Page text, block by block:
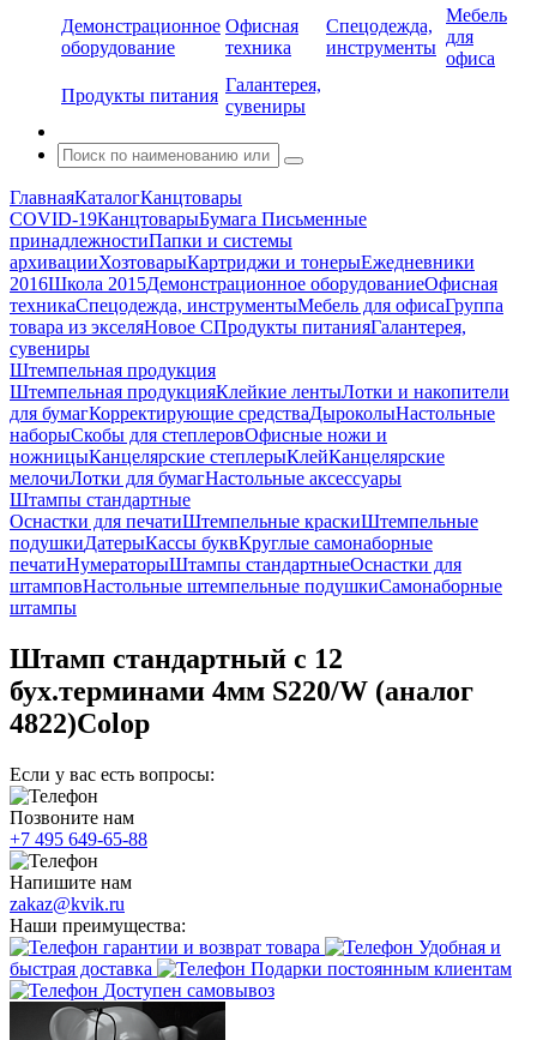
Демонстрационное
оборудование
Офисная
техника
Спецодежда,
инструменты
Мебель
для
офиса
Продукты питания
Галантерея,
сувениры
ГлавнаяКаталогКанцтовары
COVID-19КанцтоварыБумага Письменные
принадлежностиПапки и системы
архивацииХозтоварыКартриджи и тонерыЕжедневники
2016Школа 2015Демонстрационное оборудованиеОфисная
техникаСпецодежда, инструментыМебель для офисаГруппа
товара из экселяНовое СПродукты питанияГалантерея,
сувениры
Штемпельная продукция
Штемпельная продукцияКлейкие лентыЛотки и накопители
для бумагКорректирующие средстваДыроколыНастольные
наборыСкобы для степлеровОфисные ножи и
ножницыКанцелярские степлерыКлейКанцелярские
мелочиЛотки для бумагНастольные аксессуары
Штампы стандартные
Оснастки для печатиШтемпельные краскиШтемпельные
подушкиДатерыКассы буквКруглые самонаборные
печатиНумераторыШтампы стандартныеОснастки для
штамповНастольные штемпельные подушкиСамонаборные
штампы
Штамп стандартный с 12
бух.терминами 4мм S220/W (аналог
4822)Colop
Если у вас есть вопросы:
Позвоните нам
+7 495 649-65-88
Напишите нам
zakaz@kvik.ru
Наши преимущества:
гарантии и возврат товара
Удобная и
быстрая доставка
Подарки постоянным клиентам
Доступен самовывоз